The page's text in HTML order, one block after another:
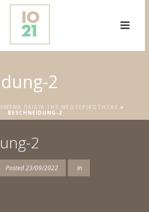
2
ΠΑΙΔΙΆ ΤΗΣ ΝΕΩΤΕΡΙΚΌΤΗΤΑΣ »
BESCHNEIDUNG-2
2
Posted23/09/2022 In